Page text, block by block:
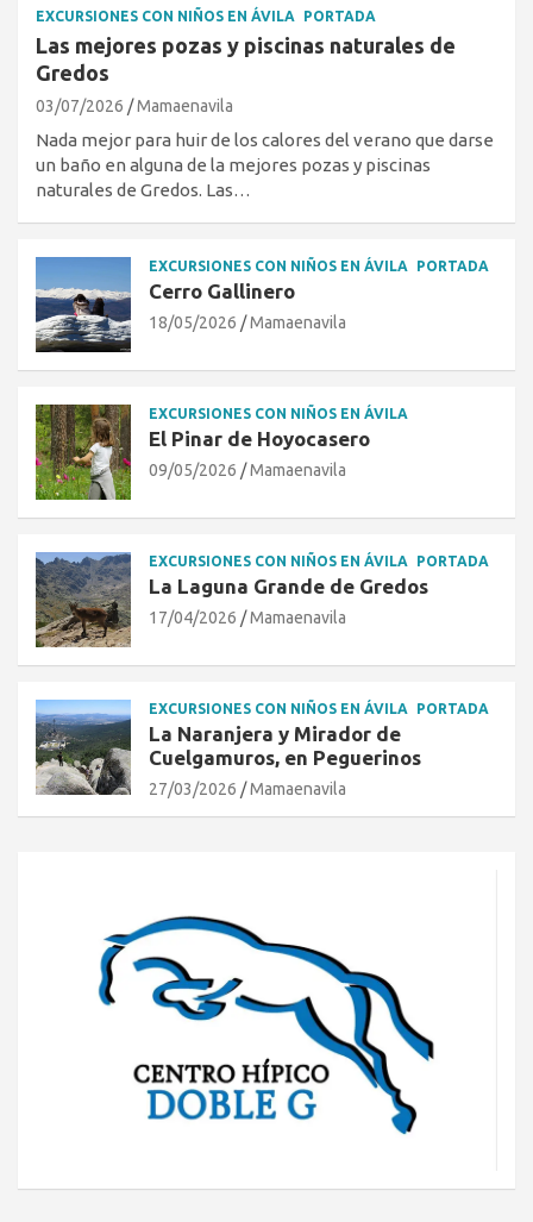
EXCURSIONES CON NIÑOS EN ÁVILA PORTADA
Las mejores pozas y piscinas naturales de
Gredos
03/07/2026 Mamaenavila
Nada mejor para huir de los calores del verano que darse
un baño en alguna de la mejores pozas y piscinas
naturales de Gredos. Las…
EXCURSIONES CON NIÑOS EN ÁVILA PORTADA
Cerro Gallinero
18/05/2026 Mamaenavila
EXCURSIONES CON NIÑOS EN ÁVILA
El Pinar de Hoyocasero
09/05/2026 Mamaenavila
EXCURSIONES CON NIÑOS EN ÁVILA PORTADA
La Laguna Grande de Gredos
17/04/2026 Mamaenavila
EXCURSIONES CON NIÑOS EN ÁVILA PORTADA
La Naranjera y Mirador de
Cuelgamuros, en Peguerinos
27/03/2026 Mamaenavila